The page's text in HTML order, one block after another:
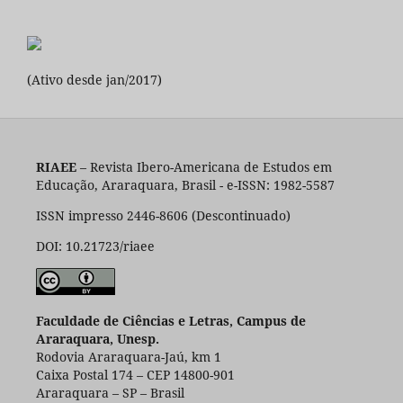
(Ativo desde jan/2017)
RIAEE– Revista Ibero-Americana de Estudos em
Educação, Araraquara, Brasil - e-ISSN: 1982-5587
ISSN impresso 2446-8606 (Descontinuado)
DOI: 10.21723/riaee
Faculdade de Ciências e Letras, Campus de
Araraquara, Unesp.
Rodovia Araraquara-Jaú, km 1
Caixa Postal 174 – CEP 14800-901
Araraquara – SP – Brasil